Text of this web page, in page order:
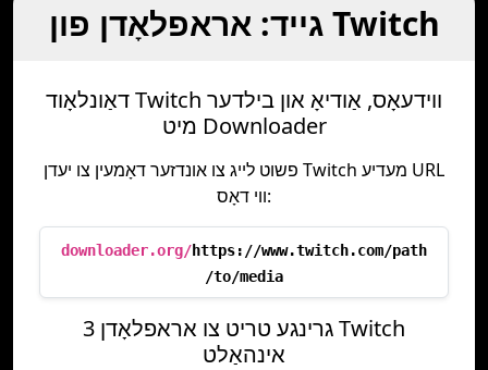
גייד: אראפלאָדן פון Twitch
דאַונלאָוד Twitch ווידעאָס, אַודיאָ און בילדער
מיט Downloader
פשוט לייג צו אונדזער דאָמעין צו יעדן Twitch מעדיע URL
ווי דאָס:
downloader.org/https://www.twitch.com/path
/to/media
3 גרינגע טריט צו אראפלאָדן Twitch
אינהאַלט